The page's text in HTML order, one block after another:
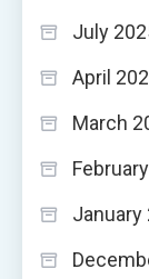
July
April
March
January